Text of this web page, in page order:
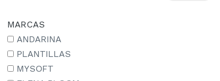
29
30
31
32
33
MARCAS
ANDARINA
PLANTILLAS
MYSOFT